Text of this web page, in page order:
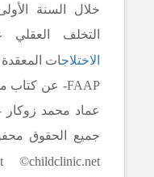
خلال السنة
التخلف
الاختلاجات المعقدة
FAAP- عن كتاب
عماد محمد
جميع الحقوق
©childclinic.net